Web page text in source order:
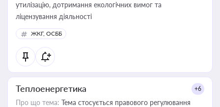
утилізацію, дотримання екологічних вимог та
ліцензування діяльності
ЖКГ, ОСББ
Теплоенергетика +6
Про що тема: Тема стосується правового регулювання